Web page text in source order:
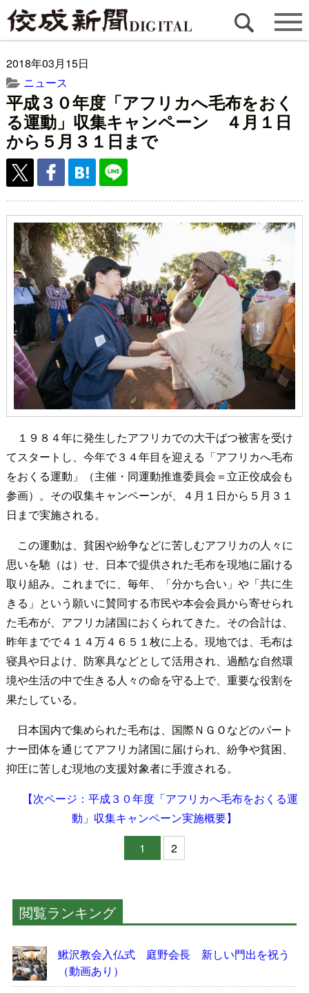
2018年03月15日
ニュース
平成３０年度「アフリカへ毛布をおく
る運動」収集キャンペーン ４月１日
から５月３１日まで
１９８４年に発生したアフリカでの大干ばつ被害を受け
てスタートし、今年で３４年目を迎える「アフリカへ毛布
をおくる運動」（主催・同運動推進委員会＝立正佼成会も
参画）。その収集キャンペーンが、４月１日から５月３１
日まで実施される。
この運動は、貧困や紛争などに苦しむアフリカの人々に
思いを馳（は）せ、日本で提供された毛布を現地に届ける
取り組み。これまでに、毎年、「分かち合い」や「共に生
きる」という願いに賛同する市民や本会会員から寄せられ
た毛布が、アフリカ諸国におくられてきた。その合計は、
昨年までで４１４万４６５１枚に上る。現地では、毛布は
寝具や日よけ、防寒具などとして活用され、過酷な自然環
境や生活の中で生きる人々の命を守る上で、重要な役割を
果たしている。
日本国内で集められた毛布は、国際ＮＧＯなどのパート
ナー団体を通じてアフリカ諸国に届けられ、紛争や貧困、
抑圧に苦しむ現地の支援対象者に手渡される。
【次ページ：平成３０年度「アフリカへ毛布をおくる運
動」収集キャンペーン実施概要】
1
2
閲覧ランキング
鰍沢教会入仏式 庭野会長 新しい門出を祝う
（動画あり）